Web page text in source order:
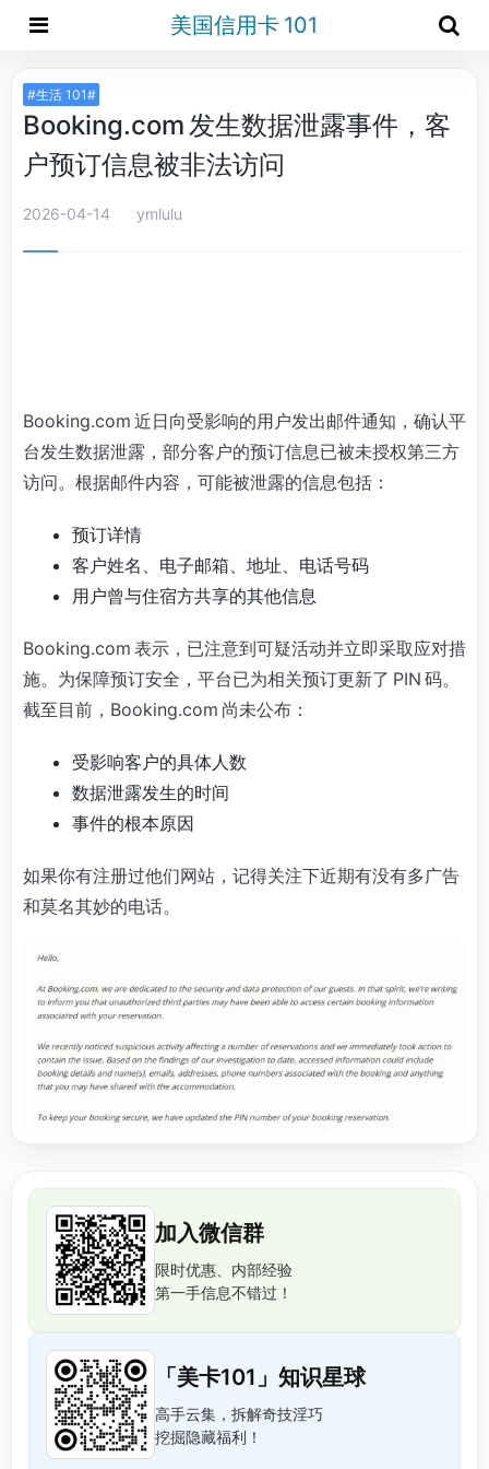
美国信用卡 101
#生活 101#
Booking.com 发生数据泄露事件，客
户预订信息被非法访问
2026-04-14 ymlulu
Booking.com 近日向受影响的用户发出邮件通知，确认平
台发生数据泄露，部分客户的预订信息已被未授权第三方
访问。根据邮件内容，可能被泄露的信息包括：
预订详情
客户姓名、电子邮箱、地址、电话号码
用户曾与住宿方共享的其他信息
Booking.com 表示，已注意到可疑活动并立即采取应对措
施。为保障预订安全，平台已为相关预订更新了 PIN 码。
截至目前，Booking.com 尚未公布：
受影响客户的具体人数
数据泄露发生的时间
事件的根本原因
如果你有注册过他们网站，记得关注下近期有没有多广告
和莫名其妙的电话。
加入微信群
限时优惠、内部经验
第一手信息不错过！
「美卡101」知识星球
高手云集，拆解奇技淫巧
挖掘隐藏福利！